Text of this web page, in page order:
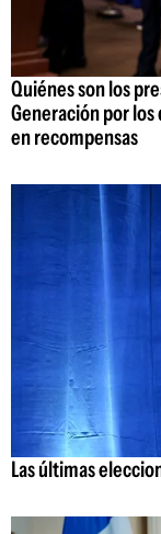
Quiénes son los
Generación por los
en recompensas
Las últimas